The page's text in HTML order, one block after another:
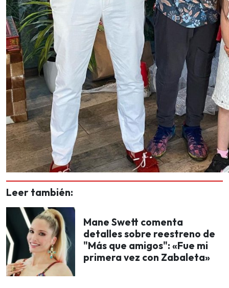
Leer también:
Mane Swett comenta
detalles sobre reestreno de
"Más que amigos": «Fue mi
primera vez con Zabaleta»